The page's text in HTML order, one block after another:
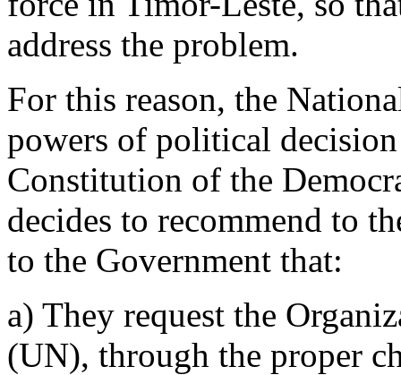
address the problem.
For this reason, the
powers of political
Constitution of the
decides to recommend to
to the Government that:
a) They request the
(UN), through the proper